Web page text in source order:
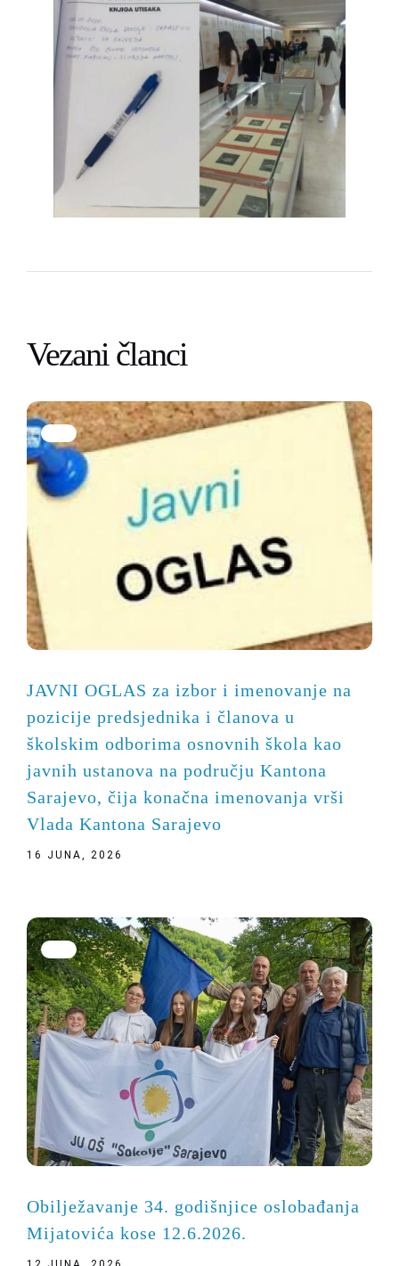
Vezani članci
JAVNI OGLAS za izbor i imenovanje na
pozicije predsjednika i članova u
školskim odborima osnovnih škola kao
javnih ustanova na području Kantona
Sarajevo, čija konačna imenovanja vrši
Vlada Kantona Sarajevo
16 JUNA, 2026
Obilježavanje 34. godišnjice oslobađanja
Mijatovića kose 12.6.2026.